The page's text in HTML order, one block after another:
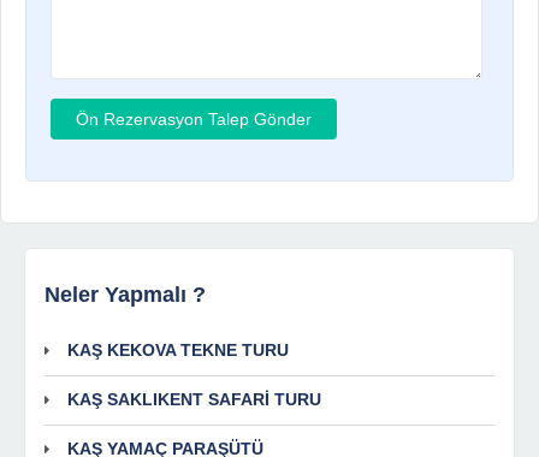
Neler Yapmalı ?
KAŞ KEKOVA TEKNE TURU
KAŞ SAKLIKENT SAFARİ TURU
KAŞ YAMAÇ PARAŞÜTÜ